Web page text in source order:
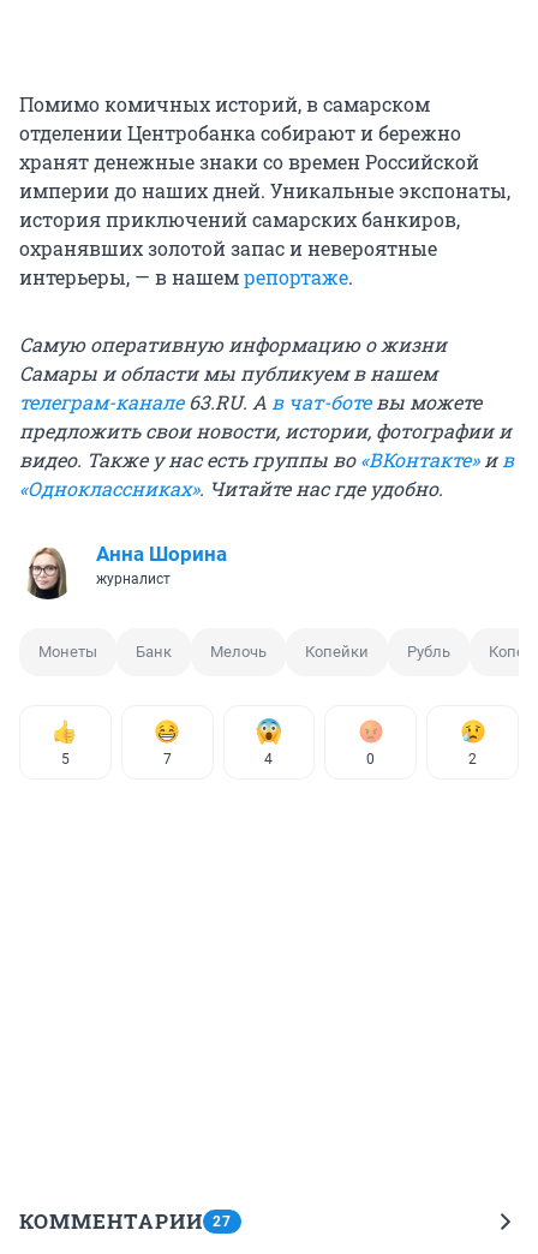
Помимо комичных историй, в самарском
отделении Центробанка собирают и бережно
хранят денежные знаки со времен Российской
империи до наших дней. Уникальные экспонаты,
история приключений самарских банкиров,
охранявших золотой запас и невероятные
интерьеры, — в нашемрепортаже.
Самую оперативную информацию о жизни
Самары и области мы публикуем в нашем
телеграм-канале63.RU. Ав чат-ботевы можете
предложить свои новости, истории, фотографии и
видео. Также у нас есть группы во«ВКонтакте»ив
«Одноклассниках». Читайте нас где удобно.
Анна Шорина
журналист
Монеты Банк Мелочь Копейки Рубль
5 7 4 0 2
КОММЕНТАРИИ 27